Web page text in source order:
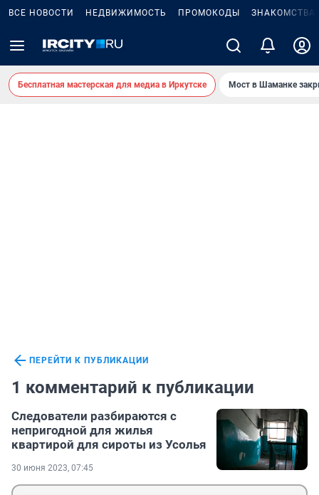
ВСЕ НОВОСТИ НЕДВИЖИМОСТЬ ПРОМОКОДЫ ЗНАКОМСТВА
Бесплатная мастерская для медиа в Иркутске Мост в Шаманке
ПЕРЕЙТИ К ПУБЛИКАЦИИ
1 комментарий к публикации
Следователи разбираются с
непригодной для жилья
квартирой для сироты из Усолья
30 июня 2023, 07:45